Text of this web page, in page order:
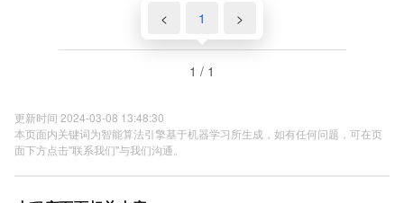
< 1 >
1 / 1
更新时间 2024-03-08 13:48:30
本页面内关键词为智能算法引擎基于机器学习所生成，如有任何问题，可在页
面下方点击"联系我们"与我们沟通。